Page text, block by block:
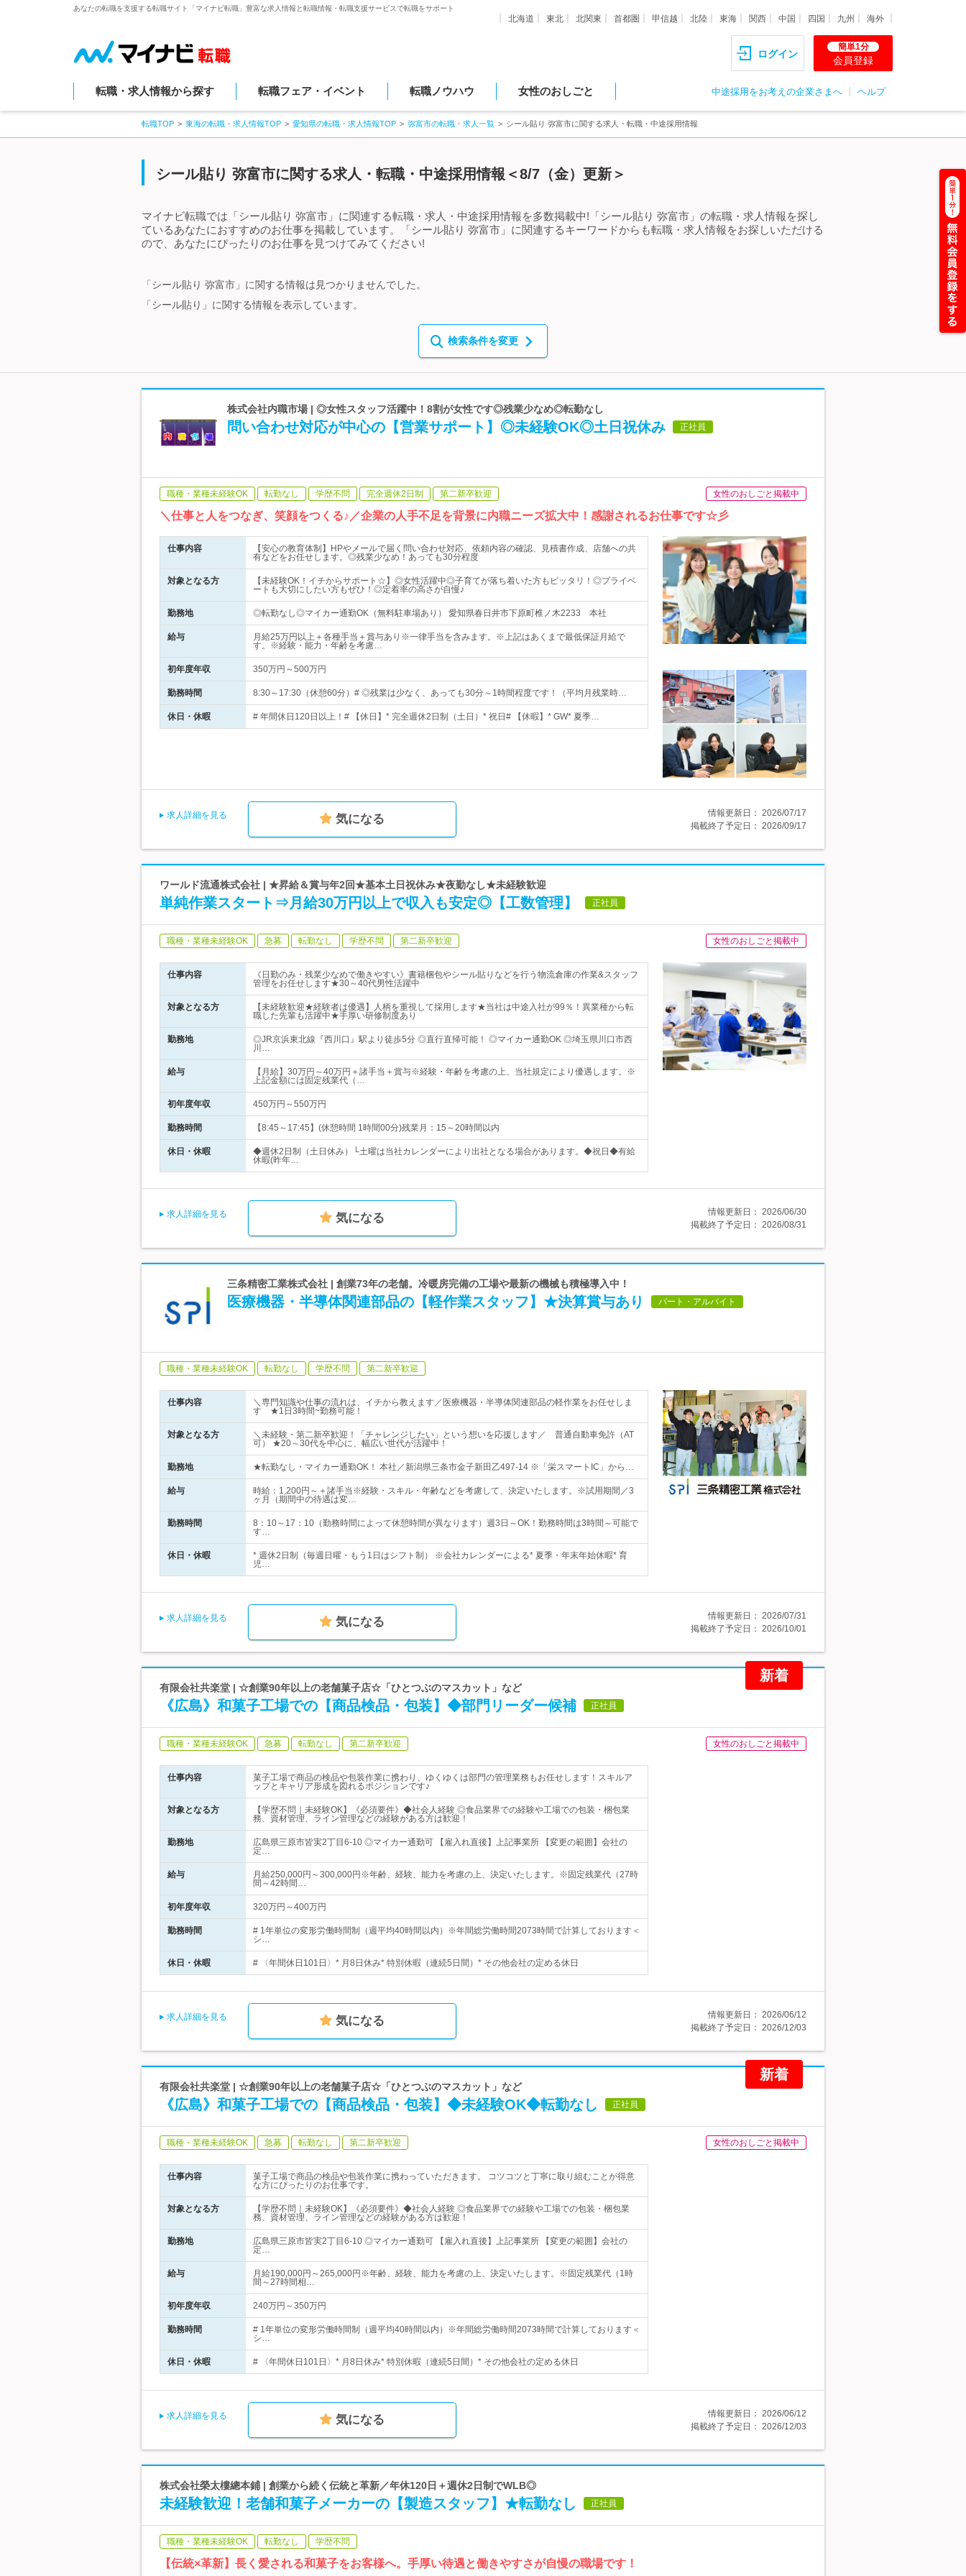
あなたの転職を支援する転職サイト「マイナビ転職」豊富な求人情報と転職情報・転職支援サービスで転職をサポート
北海道 東北 北関東 首都圏 甲信越 北陸 東海 関西 中国 四国 九州 海外
ログイン
簡単1分
会員登録
転職・求人情報から探す 転職フェア・イベント 転職ノウハウ 女性のおしごと 中途採用をお考えの企業さまへ ヘルプ
転職TOP 東海の転職・求人情報TOP 愛知県の転職・求人情報TOP 弥富市の転職・求人一覧 シール貼り 弥富市に関する求人・転職・中途採用情報
シール貼り 弥富市に関する求人・転職・中途採用情報＜8/7（金）更新＞
マイナビ転職では「シール貼り 弥富市」に関連する転職・求人・中途採用情報を多数掲載中!「シール貼り 弥富市」の転職・求人情報を探し
ているあなたにおすすめのお仕事を掲載しています。「シール貼り 弥富市」に関連するキーワードからも転職・求人情報をお探しいただける
ので、あなたにぴったりのお仕事を見つけてみてください!
「シール貼り 弥富市」に関する情報は見つかりませんでした。
「シール貼り」に関する情報を表示しています。
検索条件を変更
株式会社内職市場 | ◎女性スタッフ活躍中！8割が女性です◎残業少なめ◎転勤なし
問い合わせ対応が中心の【営業サポート】◎未経験OK◎土日祝休み 正社員
職種・業種未経験OK 転勤なし 学歴不問 完全週休2日制 第二新卒歓迎 女性のおしごと掲載中
＼仕事と人をつなぎ、笑顔をつくる♪／企業の人手不足を背景に内職ニーズ拡大中！感謝されるお仕事です☆彡
仕事内容
【安心の教育体制】HPやメールで届く問い合わせ対応、依頼内容の確認、見積書作成、店舗への共
有などをお任せします。◎残業少なめ！あっても30分程度
対象となる方
【未経験OK！イチからサポート☆】◎女性活躍中◎子育てが落ち着いた方もピッタリ！◎プライベ
ートも大切にしたい方もぜひ！◎定着率の高さが自慢♪
勤務地 ◎転勤なし◎マイカー通勤OK（無料駐車場あり） 愛知県春日井市下原町椎ノ木2233 本社
給与
月給25万円以上＋各種手当＋賞与あり※一律手当を含みます。※上記はあくまで最低保証月給で
す。※経験・能力・年齢を考慮…
初年度年収 350万円～500万円
勤務時間 8:30～17:30（休憩60分）# ◎残業は少なく、あっても30分～1時間程度です！（平均月残業時…
休日・休暇 # 年間休日120日以上！# 【休日】* 完全週休2日制（土日）* 祝日# 【休暇】* GW* 夏季…
求人詳細を見る 気になる 情報更新日： 2026/07/17
掲載終了予定日： 2026/09/17
ワールド流通株式会社 | ★昇給＆賞与年2回★基本土日祝休み★夜勤なし★未経験歓迎
単純作業スタート⇒月給30万円以上で収入も安定◎【工数管理】 正社員
職種・業種未経験OK 急募 転勤なし 学歴不問 第二新卒歓迎 女性のおしごと掲載中
仕事内容
《日勤のみ・残業少なめで働きやすい》書籍梱包やシール貼りなどを行う物流倉庫の作業&スタッフ
管理をお任せします★30～40代男性活躍中
対象となる方
【未経験歓迎★経験者は優遇】人柄を重視して採用します★当社は中途入社が99％！異業種から転
職した先輩も活躍中★手厚い研修制度あり
勤務地
◎JR京浜東北線『西川口』駅より徒歩5分 ◎直行直帰可能！ ◎マイカー通勤OK ◎埼玉県川口市西
川…
給与
【月給】30万円～40万円＋諸手当＋賞与※経験・年齢を考慮の上、当社規定により優遇します。※
上記金額には固定残業代（…
初年度年収 450万円～550万円
勤務時間 【8:45～17:45】(休憩時間 1時間00分)残業月：15～20時間以内
休日・休暇
◆週休2日制（土日休み）└土曜は当社カレンダーにより出社となる場合があります。◆祝日◆有給
休暇(昨年…
求人詳細を見る 気になる 情報更新日： 2026/06/30
掲載終了予定日： 2026/08/31
三条精密工業株式会社 | 創業73年の老舗。冷暖房完備の工場や最新の機械も積極導入中！
医療機器・半導体関連部品の【軽作業スタッフ】★決算賞与あり パート・アルバイト
職種・業種未経験OK 転勤なし 学歴不問 第二新卒歓迎
仕事内容
＼専門知識や仕事の流れは、イチから教えます／医療機器・半導体関連部品の軽作業をお任せしま
す ★1日3時間~勤務可能！
対象となる方
＼未経験・第二新卒歓迎！「チャレンジしたい」という想いを応援します／ 普通自動車免許（AT
可） ★20～30代を中心に、幅広い世代が活躍中！
勤務地 ★転勤なし・マイカー通勤OK！ 本社／新潟県三条市金子新田乙497-14 ※「栄スマートIC」から…
給与
時給：1,200円～＋諸手当※経験・スキル・年齢などを考慮して、決定いたします。※試用期間／3
ヶ月（期間中の待遇は変…
勤務時間
8：10～17：10（勤務時間によって休憩時間が異なります）週3日～OK！勤務時間は3時間～可能で
す…
休日・休暇
* 週休2日制（毎週日曜・もう1日はシフト制） ※会社カレンダーによる* 夏季・年末年始休暇* 育
児…
求人詳細を見る 気になる 情報更新日： 2026/07/31
掲載終了予定日： 2026/10/01
新着
有限会社共楽堂 | ☆創業90年以上の老舗菓子店☆「ひとつぶのマスカット」など
《広島》和菓子工場での【商品検品・包装】◆部門リーダー候補 正社員
職種・業種未経験OK 急募 転勤なし 第二新卒歓迎 女性のおしごと掲載中
仕事内容
菓子工場で商品の検品や包装作業に携わり、ゆくゆくは部門の管理業務もお任せします！スキルア
ップとキャリア形成を図れるポジションです♪
対象となる方
【学歴不問｜未経験OK】《必須要件》◆社会人経験 ◎食品業界での経験や工場での包装・梱包業
務、資材管理、ライン管理などの経験がある方は歓迎！
勤務地
広島県三原市皆実2丁目6-10 ◎マイカー通勤可 【雇入れ直後】上記事業所 【変更の範囲】会社の
定…
給与
月給250,000円～300,000円※年齢、経験、能力を考慮の上、決定いたします。※固定残業代（27時
間～42時間…
初年度年収 320万円～400万円
勤務時間
# 1年単位の変形労働時間制（週平均40時間以内）※年間総労働時間2073時間で計算しております＜
シ…
休日・休暇 # 〈年間休日101日〉* 月8日休み* 特別休暇（連続5日間）* その他会社の定める休日
求人詳細を見る 気になる 情報更新日： 2026/06/12
掲載終了予定日： 2026/12/03
新着
有限会社共楽堂 | ☆創業90年以上の老舗菓子店☆「ひとつぶのマスカット」など
《広島》和菓子工場での【商品検品・包装】◆未経験OK◆転勤なし 正社員
職種・業種未経験OK 急募 転勤なし 第二新卒歓迎 女性のおしごと掲載中
仕事内容
菓子工場で商品の検品や包装作業に携わっていただきます。 コツコツと丁寧に取り組むことが得意
な方にぴったりのお仕事です。
対象となる方
【学歴不問｜未経験OK】《必須要件》◆社会人経験 ◎食品業界での経験や工場での包装・梱包業
務、資材管理、ライン管理などの経験がある方は歓迎！
勤務地
広島県三原市皆実2丁目6-10 ◎マイカー通勤可 【雇入れ直後】上記事業所 【変更の範囲】会社の
定…
給与
月給190,000円～265,000円※年齢、経験、能力を考慮の上、決定いたします。※固定残業代（1時
間～27時間相…
初年度年収 240万円～350万円
勤務時間
# 1年単位の変形労働時間制（週平均40時間以内）※年間総労働時間2073時間で計算しております＜
シ…
休日・休暇 # 〈年間休日101日〉* 月8日休み* 特別休暇（連続5日間）* その他会社の定める休日
求人詳細を見る 気になる 情報更新日： 2026/06/12
掲載終了予定日： 2026/12/03
株式会社榮太樓總本鋪 | 創業から続く伝統と革新／年休120日＋週休2日制でWLB◎
未経験歓迎！老舗和菓子メーカーの【製造スタッフ】★転勤なし 正社員
職種・業種未経験OK 転勤なし 学歴不問
【伝統×革新】長く愛される和菓子をお客様へ。手厚い待遇と働きやすさが自慢の職場です！